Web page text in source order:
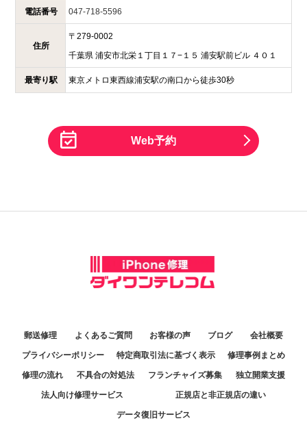
電話番号 047-718-5596
住所
〒 279-0002
千葉県 浦安市北栄１丁目１７−１５ 浦安駅前ビル ４０１
最寄り駅 東京メトロ東西線浦安駅の南口から徒歩30秒
Web予約
郵送修理 よくあるご質問 お客様の声 ブログ 会社概要
プライバシーポリシー 特定商取引法に基づく表示 修理事例まとめ
修理の流れ 不具合の対処法 フランチャイズ募集 独立開業支援
法人向け修理サービス 正規店と非正規店の違い
データ復旧サービス